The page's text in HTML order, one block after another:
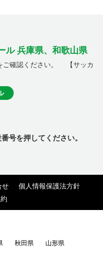
ル 兵庫県、和歌山県
ご確認ください。 【サッカ
号を押してください。
せ
個人情報保護法方針
秋田県
山形県